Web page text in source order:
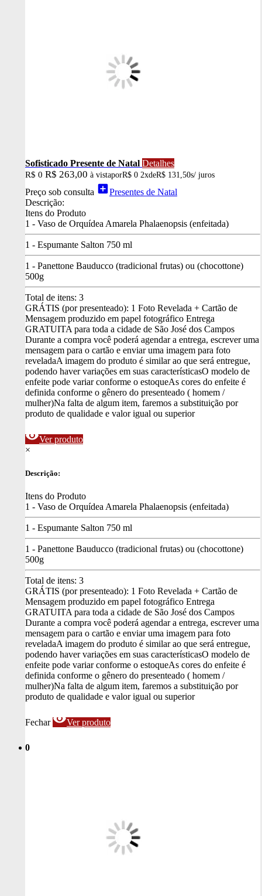
Sofisticado Presente de Natal Detalhes
R$ 0 R$ 263,00 à vistaporR$ 0 2xdeR$ 131,50s/ juros
Preço sob consulta add_boxPresentes de Natal
Descrição:
Itens do Produto
1 - Vaso de Orquídea Amarela Phalaenopsis (enfeitada)
1 - Espumante Salton 750 ml
1 - Panettone Bauducco (tradicional frutas) ou (chocottone)
500g
Total de itens: 3
GRÁTIS (por presenteado): 1 Foto Revelada + Cartão de
Mensagem produzido em papel fotográfico Entrega
GRATUITA para toda a cidade de São José dos Campos
Durante a compra você poderá agendar a entrega, escrever uma
mensagem para o cartão e enviar uma imagem para foto
reveladaA imagem do produto é similar ao que será entregue,
podendo haver variações em suas característicasO modelo de
enfeite pode variar conforme o estoqueAs cores do enfeite é
definida conforme o gênero do presenteado ( homem /
mulher)Na falta de algum item, faremos a substituição por
produto de qualidade e valor igual ou superior
visibilityVer produto
×
Descrição:
Itens do Produto
1 - Vaso de Orquídea Amarela Phalaenopsis (enfeitada)
1 - Espumante Salton 750 ml
1 - Panettone Bauducco (tradicional frutas) ou (chocottone)
500g
Total de itens: 3
GRÁTIS (por presenteado): 1 Foto Revelada + Cartão de
Mensagem produzido em papel fotográfico Entrega
GRATUITA para toda a cidade de São José dos Campos
Durante a compra você poderá agendar a entrega, escrever uma
mensagem para o cartão e enviar uma imagem para foto
reveladaA imagem do produto é similar ao que será entregue,
podendo haver variações em suas característicasO modelo de
enfeite pode variar conforme o estoqueAs cores do enfeite é
definida conforme o gênero do presenteado ( homem /
mulher)Na falta de algum item, faremos a substituição por
produto de qualidade e valor igual ou superior
Fechar visibilityVer produto
0